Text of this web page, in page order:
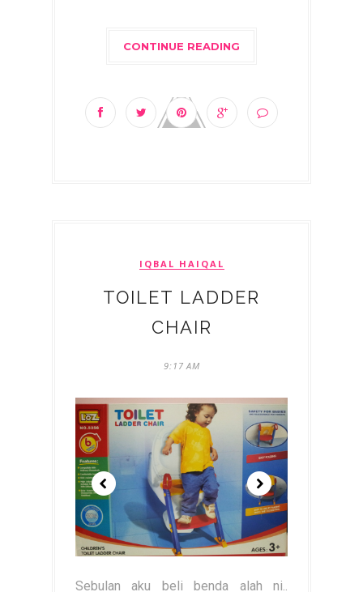
CONTINUE READING
IQBAL HAIQAL
TOILET LADDER
CHAIR
9:17 AM
Sebulan aku beli benda alah ni..